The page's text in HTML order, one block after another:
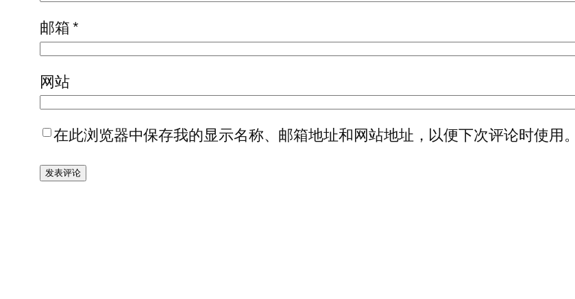
邮箱*
网站
在此浏览器中保存我的显示名称、邮箱地址和网站地址，以便下次评论时使用。